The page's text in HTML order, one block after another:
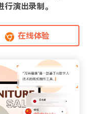
演出录制。
在线体验